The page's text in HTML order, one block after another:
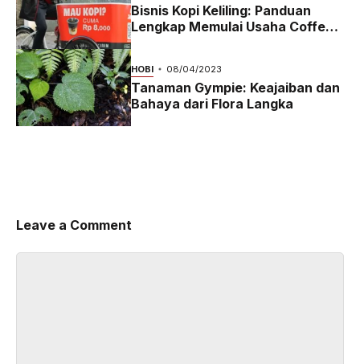
Bisnis Kopi Keliling: Panduan
Lengkap Memulai Usaha Coffee
Bike yang Menguntungkan di
2024
HOBI 08/04/2023
Tanaman Gympie: Keajaiban dan
Bahaya dari Flora Langka
Leave a Comment